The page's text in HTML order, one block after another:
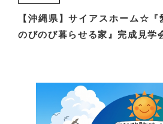
【沖縄県】サイアスホーム☆『
のびのび暮らせる家』完成見学